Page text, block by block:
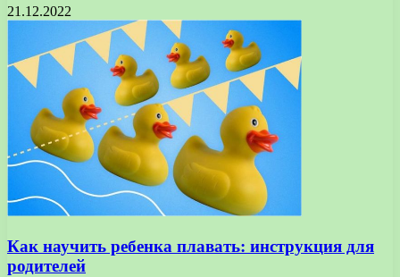
21.12.2022
Как научить ребенка плавать: инструкция для
родителей